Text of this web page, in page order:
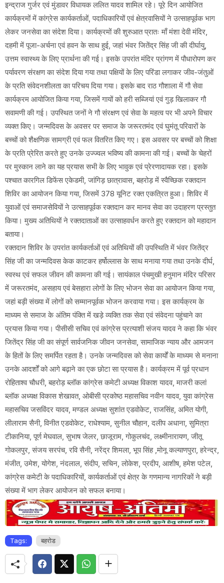
इन्द्राज गुर्जर एवं मुंडावर विधायक ललित यादव शामिल रहे। पूरे दिन आयोजित
कार्यक्रमों में कांग्रेस कार्यकर्ताओं, पदाधिकारियों एवं क्षेत्रवासियों ने उत्साहपूर्वक भाग
लेकर जनसेवा का संदेश दिया। कार्यक्रमों की शुरुआत प्रातः माँ मंशा देवी मंदिर,
दहमी में पूजा-अर्चना एवं हवन के साथ हुई, जहां भंवर जितेंद्र सिंह जी की दीर्घायु,
उत्तम स्वास्थ्य के लिए प्रार्थना की गई। इसके उपरांत मंदिर प्रांगण में पौधारोपण कर
पर्यावरण संरक्षण का संदेश दिया गया तथा पक्षियों के लिए परिंडा लगाकर जीव-जंतुओं
के प्रति संवेदनशीलता का परिचय दिया गया। इसके बाद राठ गौशाला में गौ सेवा
कार्यक्रम आयोजित किया गया, जिसमें गायों को हरी सब्जियां एवं गुड़ खिलाकर गौ
सवामणी की गई। उपस्थित जनों ने गौ संरक्षण एवं सेवा के महत्व पर भी अपने विचार
व्यक्त किए। जन्मदिवस के अवसर पर समाज के जरूरतमंद एवं घुमंतू परिवारों के
बच्चों को शैक्षणिक सामग्री एवं फल वितरित किए गए। इस अवसर पर बच्चों को शिक्षा
के प्रति प्रेरित करते हुए उनके उज्ज्वल भविष्य की कामना की गई। बच्चों के चेहरों
पर मुस्कान लाने का यह प्रयास सभी के लिए भावुक एवं प्रेरणादायक रहा। इसके
पश्चात कारगिल डिफेंस एकेडमी, जांगिड़ छात्रावास, बहरोड़ में स्वैच्छिक रक्तदान
शिविर का आयोजन किया गया, जिसमें 378 यूनिट रक्त एकत्रित हुआ। शिविर में
युवाओं एवं समाजसेवियों ने उत्साहपूर्वक रक्तदान कर मानव सेवा का उदाहरण प्रस्तुत
किया। मुख्य अतिथियों ने रक्तदाताओं का उत्साहवर्धन करते हुए रक्तदान को महादान
बताया।
रक्तदान शिविर के उपरांत कार्यकर्ताओं एवं अतिथियों की उपस्थिति में भंवर जितेंद्र
सिंह जी का जन्मदिवस केक काटकर हर्षोल्लास के साथ मनाया गया तथा उनके दीर्घ,
स्वस्थ एवं सफल जीवन की कामना की गई। सायंकाल पंचमुखी हनुमान मंदिर परिसर
में जरूरतमंद, असहाय एवं बेसहारा लोगों के लिए भोजन सेवा का आयोजन किया गया,
जहां बड़ी संख्या में लोगों को सम्मानपूर्वक भोजन करवाया गया। इस कार्यक्रम के
माध्यम से समाज के अंतिम पंक्ति में खड़े व्यक्ति तक सेवा एवं संवेदना पहुंचाने का
प्रयास किया गया। पीसीसी सचिव एवं कांग्रेस प्रत्याशी संजय यादव ने कहा कि भंवर
जितेंद्र सिंह जी का संपूर्ण सार्वजनिक जीवन जनसेवा, सामाजिक न्याय और आमजन
के हितों के लिए समर्पित रहता है। उनके जन्मदिवस को सेवा कार्यों के माध्यम से मनाना
उनके आदर्शों को आगे बढ़ाने का एक छोटा सा प्रयास है। कार्यक्रम में पूर्व प्रधान
रोहिताश्व चौधरी, बहरोड़ ब्लॉक कांग्रेस कमेटी अध्यक्ष विकाश यादव, माजरी कलां
ब्लॉक अध्यक्ष विकास शेखावत, ओबीसी प्रकोष्ठ महासचिव नवीन यादव, युवा कांग्रेस
महासचिव जसविंदर यादव, मण्डल अध्यक्ष सुशांत एडवोकेट, राजसिंह, अमित योगी,
लीलाराम सैनी, विनीत एडवोकेट, राधेश्याम, सुनील चौहान, दलीप अधाना, सुमित्रा
टीकानिया, पूर्ण मेघवाल, सुभाष जेलर, छाजूराम, गोकुलचंद, लक्ष्मीनारायण, जीतू
गोकलपुर, संजय सरपंच, रवि सैनी, नरेंद्र शिमला, भूप सिंह ,मोनू कल्याणपुरा, हरेन्द्र,
मंजीत, उमेश, योगेश, नंदलाल, संदीप, सचिन, लोकेश, प्रदीप, आशीष, हमेश पटेल,
कांग्रेस कमेटी के पदाधिकारियों, कार्यकर्ताओं एवं क्षेत्र के गणमान्य नागरिकों ने बड़ी
संख्या में भाग लेकर आयोजन को सफल बनाया।
Tags: बहरोड